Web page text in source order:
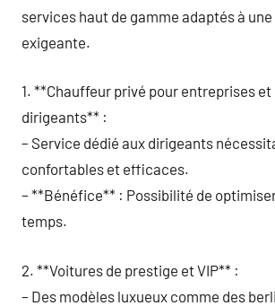
services haut de gamme adaptés à
exigeante.
1. **Chauffeur privé pour entreprises
dirigeants** :
– Service dédié aux dirigeants
confortables et efficaces.
– **Bénéfice** : Possibilité de
temps.
2. **Voitures de prestige et VIP** :
– Des modèles luxueux comme des